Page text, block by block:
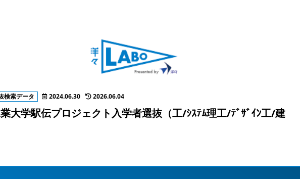
検索データ 2024.06.30 2026.06.04
大学駅伝プロジェクト入学者選抜（工/ｼｽﾃﾑ理工/ﾃﾞｻﾞｲﾝ工/建